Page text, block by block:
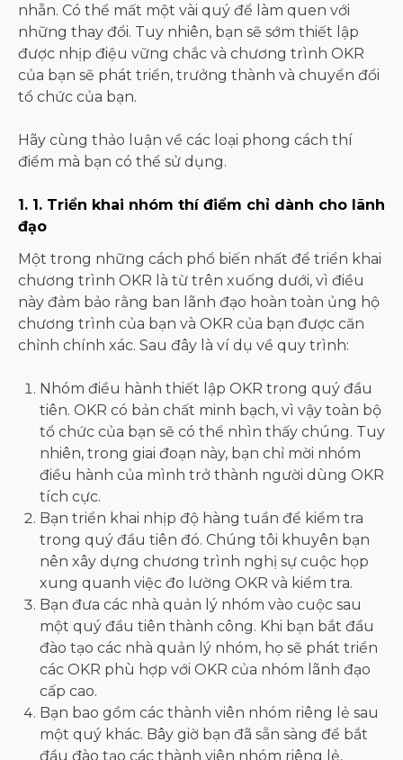
nhẫn. Có thể mất một vài quý để làm quen với
những thay đổi. Tuy nhiên, bạn sẽ sớm thiết lập
được nhịp điệu vững chắc và chương trình OKR
của bạn sẽ phát triển, trưởng thành và chuyển đổi
tổ chức của bạn.
Hãy cùng thảo luận về các loại phong cách thí
điểm mà bạn có thể sử dụng.
1. 1. Triển khai nhóm thí điểm chỉ dành cho lãnh
đạo
Một trong những cách phổ biến nhất để triển khai
chương trình OKR là từ trên xuống dưới, vì điều
này đảm bảo rằng ban lãnh đạo hoàn toàn ủng hộ
chương trình của bạn và OKR của bạn được căn
chỉnh chính xác. Sau đây là ví dụ về quy trình:
Nhóm điều hành thiết lập OKR trong quý đầu
tiên. OKR có bản chất minh bạch, vì vậy toàn bộ
tổ chức của bạn sẽ có thể nhìn thấy chúng. Tuy
nhiên, trong giai đoạn này, bạn chỉ mời nhóm
điều hành của mình trở thành người dùng OKR
tích cực.
Bạn triển khai nhịp độ hàng tuần để kiểm tra
trong quý đầu tiên đó. Chúng tôi khuyên bạn
nên xây dựng chương trình nghị sự cuộc họp
xung quanh việc đo lường OKR và kiểm tra.
Bạn đưa các nhà quản lý nhóm vào cuộc sau
một quý đầu tiên thành công. Khi bạn bắt đầu
đào tạo các nhà quản lý nhóm, họ sẽ phát triển
các OKR phù hợp với OKR của nhóm lãnh đạo
cấp cao.
Bạn bao gồm các thành viên nhóm riêng lẻ sau
một quý khác. Bây giờ bạn đã sẵn sàng để bắt
đầu đào tạo các thành viên nhóm riêng lẻ,